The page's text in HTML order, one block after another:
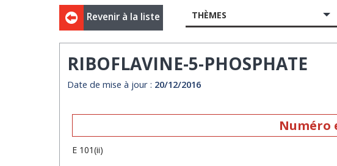
Revenir à la liste THÈMES
RIBOFLAVINE-5-PHOSPHATE
Date de mise à jour : 20/12/2016
Numéro
E 101(ii)